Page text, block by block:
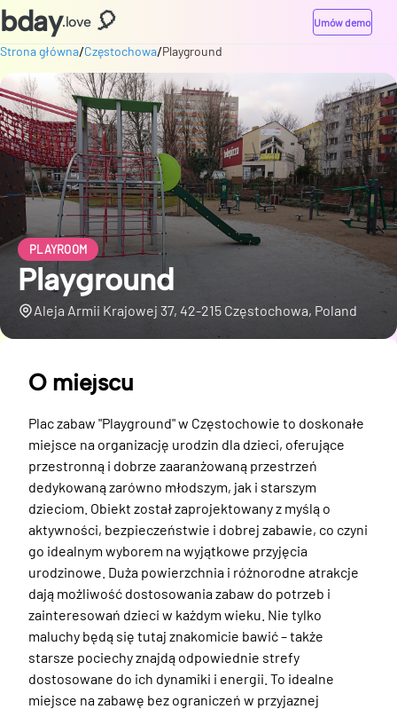
bday.love 🎈 Umów demo
Strona główna/Częstochowa/Playground
PLAYROOM
Playground
Aleja Armii Krajowej 37, 42-215 Częstochowa, Poland
O miejscu
Plac zabaw "Playground" w Częstochowie to doskonałe
miejsce na organizację urodzin dla dzieci, oferujące
przestronną i dobrze zaaranżowaną przestrzeń
dedykowaną zarówno młodszym, jak i starszym
dzieciom. Obiekt został zaprojektowany z myślą o
aktywności, bezpieczeństwie i dobrej zabawie, co czyni
go idealnym wyborem na wyjątkowe przyjęcia
urodzinowe. Duża powierzchnia i różnorodne atrakcje
dają możliwość dostosowania zabaw do potrzeb i
zainteresowań dzieci w każdym wieku. Nie tylko
maluchy będą się tutaj znakomicie bawić – także
starsze pociechy znajdą odpowiednie strefy
dostosowane do ich dynamiki i energii. To idealne
miejsce na zabawę bez ograniczeń w przyjaznej